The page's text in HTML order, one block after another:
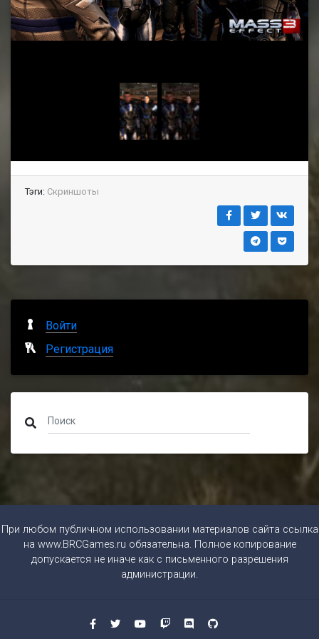
Тэги: Скриншоты
Войти
Регистрация
При любом публичном использовании материалов сайта ссылка
на www.BRCGames.ru обязательна. Полное копирование
допускается не иначе как с письменного разрешения
администрации.